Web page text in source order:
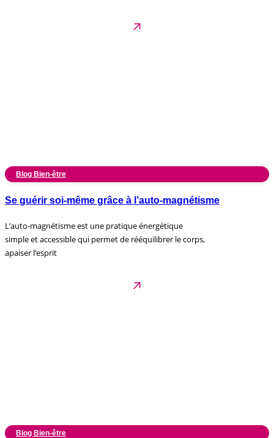
Blog Bien-être
Se guérir soi-même grâce à l’auto-magnétisme
L’auto-magnétisme est une pratique énergétique
simple et accessible qui permet de rééquilibrer le corps,
apaiser l’esprit
Blog Bien-être